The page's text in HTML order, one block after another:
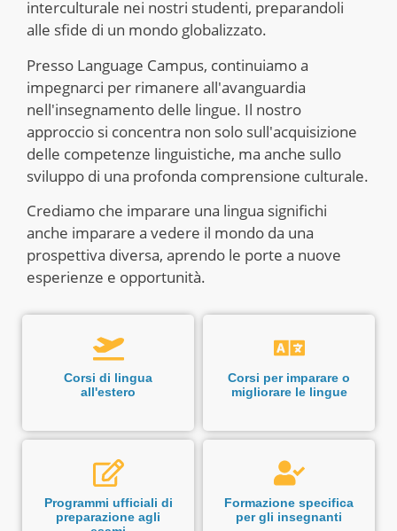
interculturale nei nostri studenti, preparandoli
alle sfide di un mondo globalizzato.
Presso Language Campus, continuiamo a
impegnarci per rimanere all'avanguardia
nell'insegnamento delle lingue. Il nostro
approccio si concentra non solo sull'acquisizione
delle competenze linguistiche, ma anche sullo
sviluppo di una profonda comprensione culturale.
Crediamo che imparare una lingua significhi
anche imparare a vedere il mondo da una
prospettiva diversa, aprendo le porte a nuove
esperienze e opportunità.
Corsi di lingua
all'estero
Corsi per imparare o
migliorare le lingue
Programmi ufficiali di
preparazione agli
Formazione specifica
per gli insegnanti